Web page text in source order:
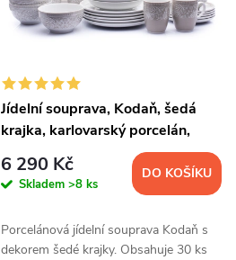
Jídelní souprava, Kodaň, šedá
krajka, karlovarský porcelán,
Thun, 30 d.
6 290 Kč
Skladem>8 ks
DO KOŠÍKU
Porcelánová jídelní souprava Kodaň s
dekorem šedé krajky. Obsahuje 30 ks